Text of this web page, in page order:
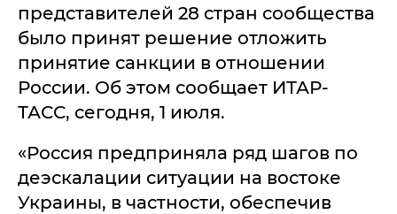
представителей 28 стран сообщества
было принят решение отложить
принятие санкции в отношении
России. Об этом сообщает ИТАР-
ТАСС, сегодня, 1 июля.
«Россия предприняла ряд шагов по
деэскалации ситуации на востоке
Украины, в частности, обеспечив